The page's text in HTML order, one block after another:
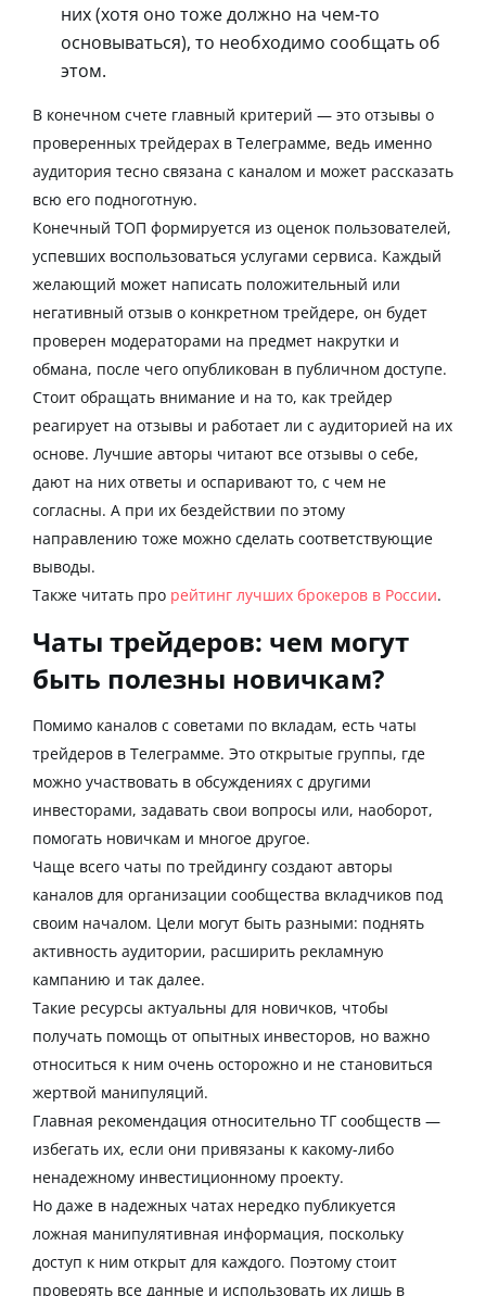
них (хотя оно тоже должно на чем-то
основываться), то необходимо сообщать об
этом.
В конечном счете главный критерий — это отзывы о
проверенных трейдерах в Телеграмме, ведь именно
аудитория тесно связана с каналом и может рассказать
всю его подноготную.
Конечный ТОП формируется из оценок пользователей,
успевших воспользоваться услугами сервиса. Каждый
желающий может написать положительный или
негативный отзыв о конкретном трейдере, он будет
проверен модераторами на предмет накрутки и
обмана, после чего опубликован в публичном доступе.
Стоит обращать внимание и на то, как трейдер
реагирует на отзывы и работает ли с аудиторией на их
основе. Лучшие авторы читают все отзывы о себе,
дают на них ответы и оспаривают то, с чем не
согласны. А при их бездействии по этому
направлению тоже можно сделать соответствующие
выводы.
Также читать про рейтинг лучших брокеров в России.
Чаты трейдеров: чем могут
быть полезны новичкам?
Помимо каналов с советами по вкладам, есть чаты
трейдеров в Телеграмме. Это открытые группы, где
можно участвовать в обсуждениях с другими
инвесторами, задавать свои вопросы или, наоборот,
помогать новичкам и многое другое.
Чаще всего чаты по трейдингу создают авторы
каналов для организации сообщества вкладчиков под
своим началом. Цели могут быть разными: поднять
активность аудитории, расширить рекламную
кампанию и так далее.
Такие ресурсы актуальны для новичков, чтобы
получать помощь от опытных инвесторов, но важно
относиться к ним очень осторожно и не становиться
жертвой манипуляций.
Главная рекомендация относительно ТГ сообществ —
избегать их, если они привязаны к какому-либо
ненадежному инвестиционному проекту.
Но даже в надежных чатах нередко публикуется
ложная манипулятивная информация, поскольку
доступ к ним открыт для каждого. Поэтому стоит
проверять все данные и использовать их лишь в